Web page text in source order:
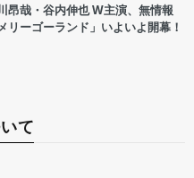
昂哉・谷内伸也 W主演、無情報
リーゴーランド」いよいよ開幕！
て